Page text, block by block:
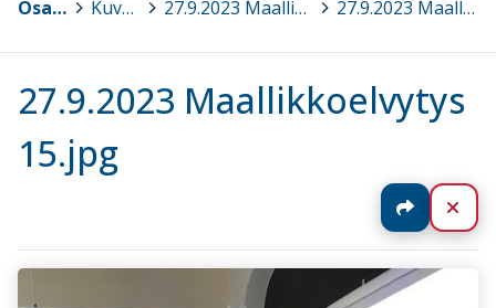
Osaava Satakunta Kuvagalleria > 27.9.2023 Maallikkoelvytyksestä kansalaistaito – tietoa ja tukea maallikkoelvytyksestä, Pori > 27.9.2023 Maallikkoelvytys 15.jpg
27.9.2023 Maallikkoelvytys
15.jpg
Jaa